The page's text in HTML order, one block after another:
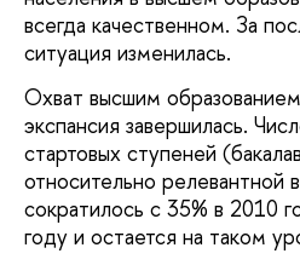
всегда качественном. За
ситуация изменилась.
Охват высшим
экспансия завершилась.
стартовых ступеней
относительно релевантной
сократилось с 35% в 2010
году и остается на таком